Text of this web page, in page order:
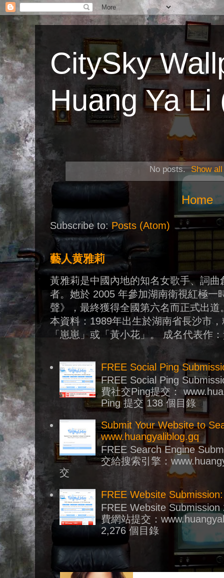
CitySky
Huang Ya
No posts. Show
Home
Subscribe to: Posts (Atom)
藝人黄雅莉
黃雅莉是中國內地的知名女歌手、詞
者。她於 2005 年參加湖南衛視紅極一
聲》，最終獲得全國第六名而正式出
本資料：1989年出生於湖南省長沙市
「崽崽」或「黃小花」。 成名代表作
FREE Social Ping
FREE Social Ping
費社交Ping提交：
Ping 提交 138 個目錄
Submit Your Website to
www.huangyaliblog.gq
FREE Search Engine
交給搜索引擎：
交
FREE Website
FREE Website
費網站提交：
2,276 個目錄